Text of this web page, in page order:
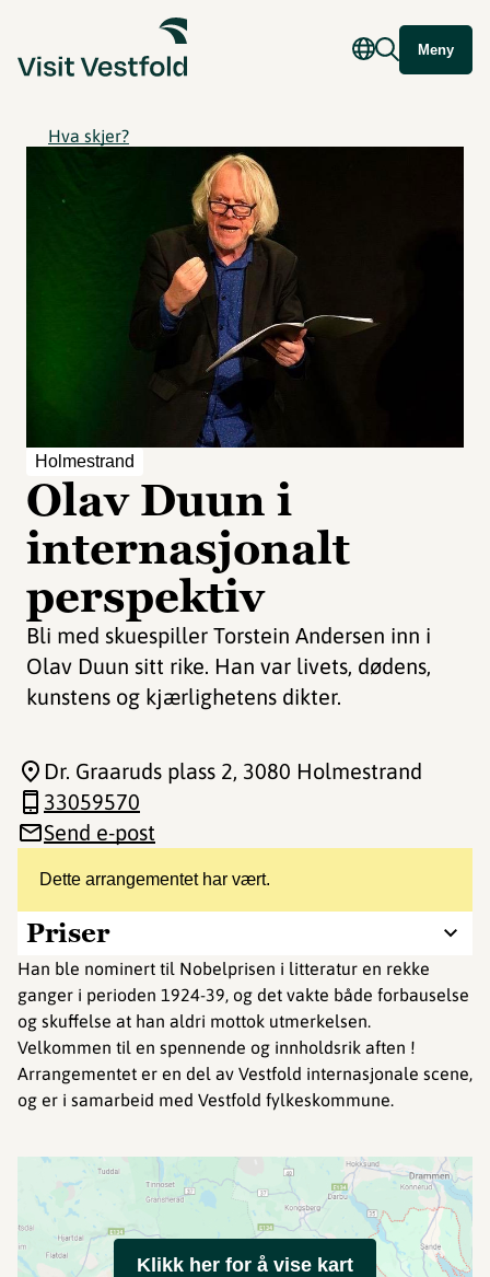
Meny
Hva skjer?
Holmestrand
Olav Duun i
internasjonalt
perspektiv
Bli med skuespiller Torstein Andersen inn i
Olav Duun sitt rike. Han var livets, dødens,
kunstens og kjærlighetens dikter.
Dette arrangementet har vært.
Priser
Han ble nominert til Nobelprisen i litteratur en rekke
ganger i perioden 1924-39, og det vakte både forbauselse
og skuffelse at han aldri mottok utmerkelsen.
Velkommen til en spennende og innholdsrik aften !
Arrangementet er en del av Vestfold internasjonale scene,
og er i samarbeid med Vestfold fylkeskommune.
Dr. Graaruds plass 2, 3080 Holmestrand
33059570
Send e-post
Klikk her for å vise kart